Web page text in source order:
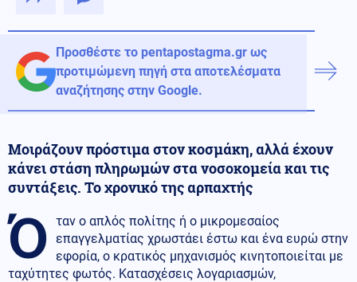
Προσθέστε το pentapostagma.gr ως
προτιμώμενη πηγή στα αποτελέσματα
αναζήτησης στην Google.
Μοιράζουν πρόστιμα στον κοσμάκη, αλλά έχουν
κάνει στάση πληρωμών στα νοσοκομεία και τις
συντάξεις. Το χρονικό της αρπαχτής
Ό
ταν ο απλός πολίτης ή ο μικρομεσαίος
επαγγελματίας χρωστάει έστω και ένα ευρώ στην
εφορία, ο κρατικός μηχανισμός κινητοποιείται με
ταχύτητες φωτός. Κατασχέσεις λογαριασμών,